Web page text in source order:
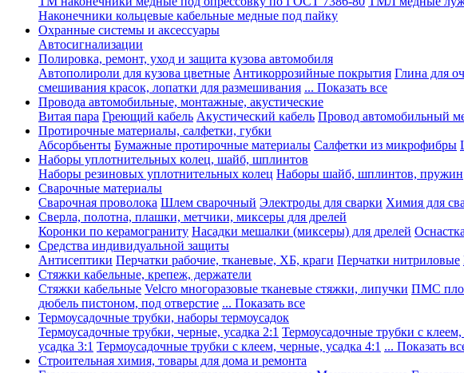
Наконечники кольцевые кабельные медные под пайку
Охранные системы и аксессуары
Автосигнализации
Полировка, ремонт, уход и защита кузова автомобиля
Автополироли для кузова цветные Антикоррозийные покрытия Глина для
смешивания красок, лопатки для размешивания ... Показать все
Провода автомобильные, монтажные, акустические
Витая пара Греющий кабель Акустический кабель Провод автомобильный
Протирочные материалы, салфетки, губки
Абсорбьенты Бумажные протирочные материалы Салфетки из микрофибры
Наборы уплотнительных колец, шайб, шплинтов
Наборы резиновых уплотнительных колец Наборы шайб, шплинтов, пружин
Сварочные материалы
Сварочная проволока Шлем сварочный Электроды для сварки Химия для
Сверла, полотна, плашки, метчики, миксеры для дрелей
Коронки по керамограниту Насадки мешалки (миксеры) для дрелей
Средства индивидуальной защиты
Антисептики Перчатки рабочие, тканевые, ХБ, краги Перчатки нитриловые
Стяжки кабельные, крепеж, держатели
Стяжки кабельные Velcro многоразовые тканевые стяжки, липучки ПМС
дюбель пистоном, под отверстие ... Показать все
Термоусадочные трубки, наборы термоусадок
Термоусадочные трубки, черные, усадка 2:1 Термоусадочные трубки с клеем,
усадка 3:1 Термоусадочные трубки с клеем, черные, усадка 4:1 ... Показать
Строительная химия, товары для дома и ремонта